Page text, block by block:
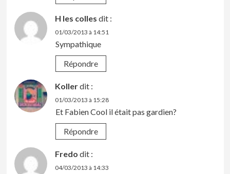
H les colles dit :
01/03/2013 à 14:51
Sympathique
Répondre
Kollerdit :
01/03/2013 à 15:28
Et Fabien Cool il était pas gardien?
Répondre
Fredo dit :
04/03/2013 à 14:33